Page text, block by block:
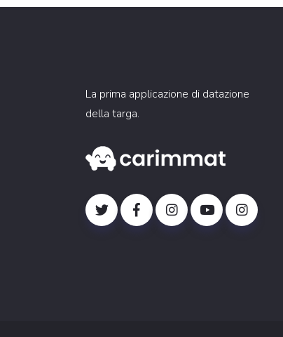
La prima applicazione di datazione
della targa.